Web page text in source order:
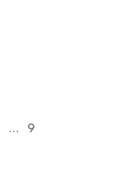
… 9